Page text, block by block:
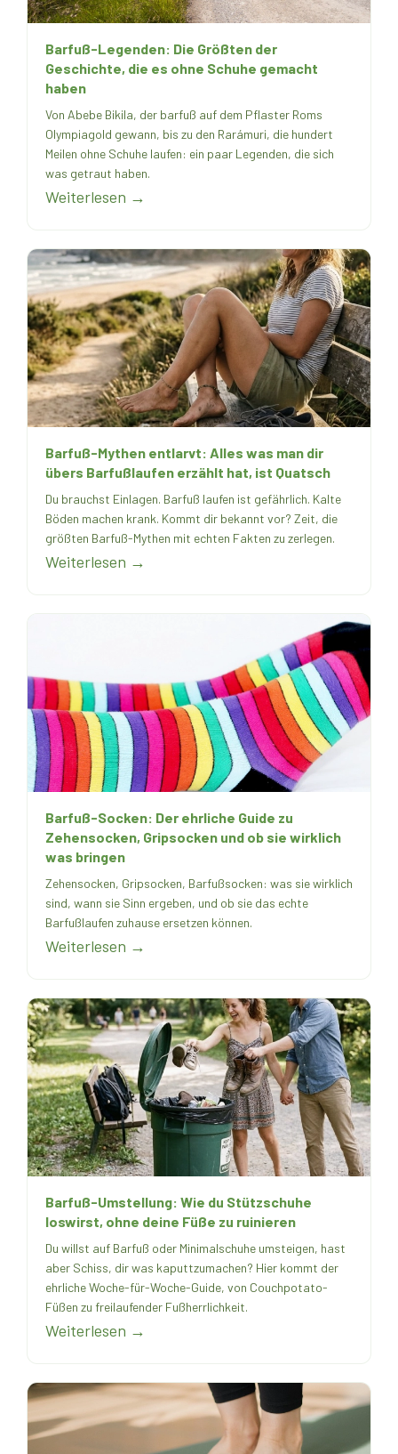
Barfuß-Legenden: Die Größten der
Geschichte, die es ohne Schuhe gemacht
haben
Von Abebe Bikila, der barfuß auf dem Pflaster Roms
Olympiagold gewann, bis zu den Rarámuri, die hundert
Meilen ohne Schuhe laufen: ein paar Legenden, die sich
was getraut haben.
Weiterlesen →
Barfuß-Mythen entlarvt: Alles was man dir
übers Barfußlaufen erzählt hat, ist Quatsch
Du brauchst Einlagen. Barfuß laufen ist gefährlich. Kalte
Böden machen krank. Kommt dir bekannt vor? Zeit, die
größten Barfuß-Mythen mit echten Fakten zu zerlegen.
Weiterlesen →
Barfuß-Socken: Der ehrliche Guide zu
Zehensocken, Gripsocken und ob sie wirklich
was bringen
Zehensocken, Gripsocken, Barfußsocken: was sie wirklich
sind, wann sie Sinn ergeben, und ob sie das echte
Barfußlaufen zuhause ersetzen können.
Weiterlesen →
Barfuß-Umstellung: Wie du Stützschuhe
loswirst, ohne deine Füße zu ruinieren
Du willst auf Barfuß oder Minimalschuhe umsteigen, hast
aber Schiss, dir was kaputtzumachen? Hier kommt der
ehrliche Woche-für-Woche-Guide, von Couchpotato-
Füßen zu freilaufender Fußherrlichkeit.
Weiterlesen →